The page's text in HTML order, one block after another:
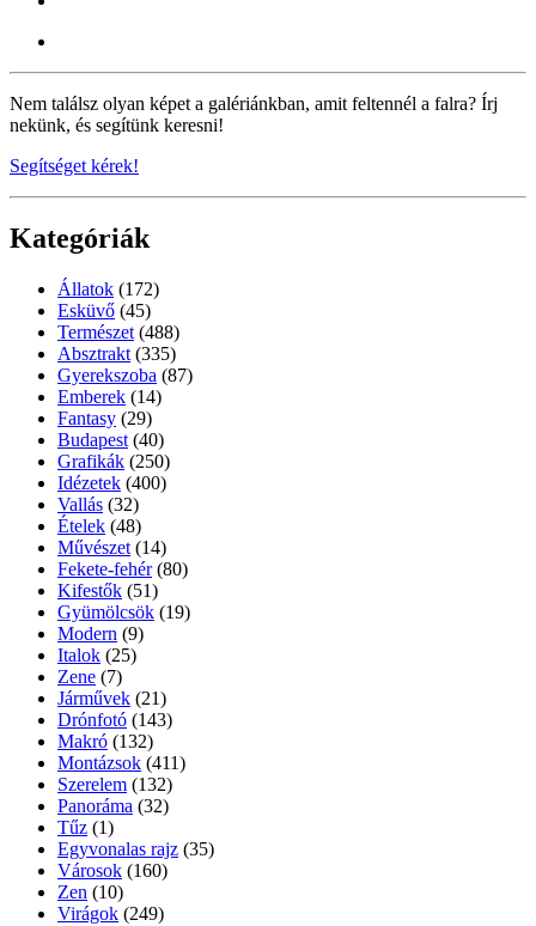
Nem találsz olyan képet a galériánkban, amit feltennél a falra? Írj
nekünk, és segítünk keresni!
Segítséget kérek!
Kategóriák
Állatok (172)
Esküvő (45)
Természet (488)
Absztrakt (335)
Gyerekszoba (87)
Emberek (14)
Fantasy (29)
Budapest (40)
Grafikák (250)
Idézetek (400)
Vallás (32)
Ételek (48)
Művészet (14)
Fekete-fehér (80)
Kifestők (51)
Gyümölcsök (19)
Modern (9)
Italok (25)
Zene (7)
Járművek (21)
Drónfotó (143)
Makró (132)
Montázsok (411)
Szerelem (132)
Panoráma (32)
Tűz (1)
Egyvonalas rajz (35)
Városok (160)
Zen (10)
Virágok (249)